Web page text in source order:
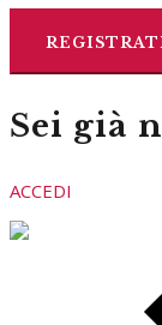
Sei già
ACCEDI